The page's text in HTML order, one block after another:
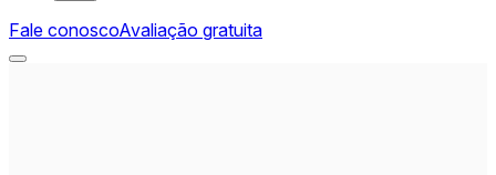
Fale conoscoAvaliação gratuita